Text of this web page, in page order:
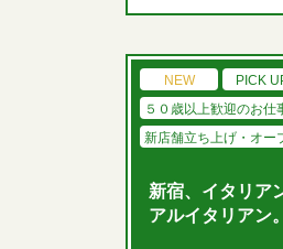
NEW PICK
５０歳以上歓迎のお仕
新店舗立ち上げ・オー
新宿、イタリア
アルイタリアン